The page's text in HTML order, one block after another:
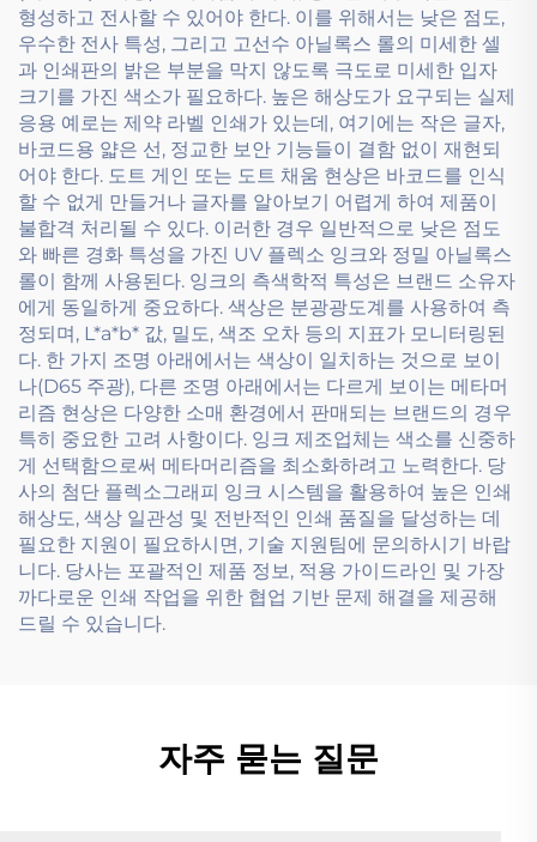
형성하고 전사할 수 있어야 한다. 이를 위해서는 낮은 점도,
우수한 전사 특성, 그리고 고선수 아닐록스 롤의 미세한 셀
과 인쇄판의 밝은 부분을 막지 않도록 극도로 미세한 입자
크기를 가진 색소가 필요하다. 높은 해상도가 요구되는 실제
응용 예로는 제약 라벨 인쇄가 있는데, 여기에는 작은 글자,
바코드용 얇은 선, 정교한 보안 기능들이 결함 없이 재현되
어야 한다. 도트 게인 또는 도트 채움 현상은 바코드를 인식
할 수 없게 만들거나 글자를 알아보기 어렵게 하여 제품이
불합격 처리될 수 있다. 이러한 경우 일반적으로 낮은 점도
와 빠른 경화 특성을 가진 UV 플렉소 잉크와 정밀 아닐록스
롤이 함께 사용된다. 잉크의 측색학적 특성은 브랜드 소유자
에게 동일하게 중요하다. 색상은 분광광도계를 사용하여 측
정되며, L*a*b* 값, 밀도, 색조 오차 등의 지표가 모니터링된
다. 한 가지 조명 아래에서는 색상이 일치하는 것으로 보이
나(D65 주광), 다른 조명 아래에서는 다르게 보이는 메타머
리즘 현상은 다양한 소매 환경에서 판매되는 브랜드의 경우
특히 중요한 고려 사항이다. 잉크 제조업체는 색소를 신중하
게 선택함으로써 메타머리즘을 최소화하려고 노력한다. 당
사의 첨단 플렉소그래피 잉크 시스템을 활용하여 높은 인쇄
해상도, 색상 일관성 및 전반적인 인쇄 품질을 달성하는 데
필요한 지원이 필요하시면, 기술 지원팀에 문의하시기 바랍
니다. 당사는 포괄적인 제품 정보, 적용 가이드라인 및 가장
까다로운 인쇄 작업을 위한 협업 기반 문제 해결을 제공해
드릴 수 있습니다.
자주 묻는 질문